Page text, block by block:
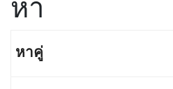
หา